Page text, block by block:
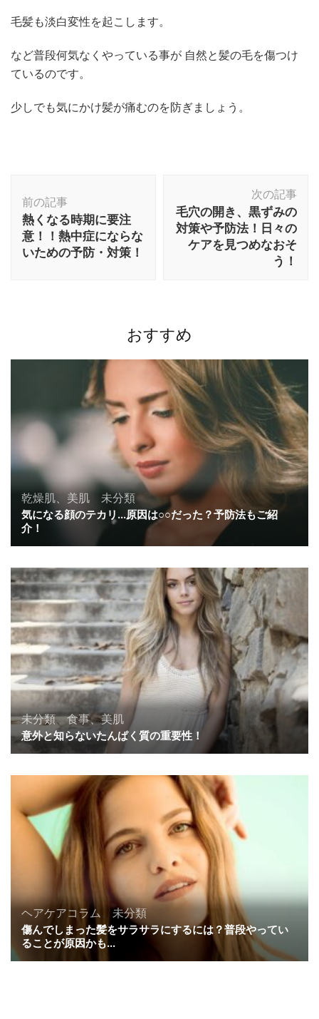
毛髪も淡白変性を起こします。
など普段何気なくやっている事が 自然と髪の毛を傷つけ
ているのです。
少しでも気にかけ髪が痛むのを防ぎましょう。
稿
ナ
ビ
ゲ
前の記事
熱くなる時期に要注
意！！熱中症にならな
いための予防・対策！
次の記事
毛穴の開き、黒ずみの
対策や予防法！日々の
ケアを見つめなおそ
う！
おすすめ
乾燥肌、美肌 未分類
気になる顔のテカリ…原因は○○だった？予防法もご紹
介！
未分類、食事、美肌
意外と知らないたんぱく質の重要性！
ヘアケアコラム、未分類
傷んでしまった髪をサラサラにするには？普段やってい
ることが原因かも…